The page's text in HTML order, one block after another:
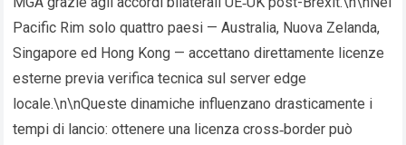
Pacific Rim solo quattro paesi — Australia, Nuova Zelanda,
Singapore ed Hong Kong — accettano direttamente licenze
esterne previa verifica tecnica sul server edge
locale.\n\nQueste dinamiche influenzano drasticamente i
tempi di lancio: ottenere una licenza cross‑border può